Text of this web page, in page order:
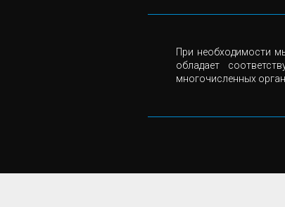
При необходимости
обладает
многочисленных